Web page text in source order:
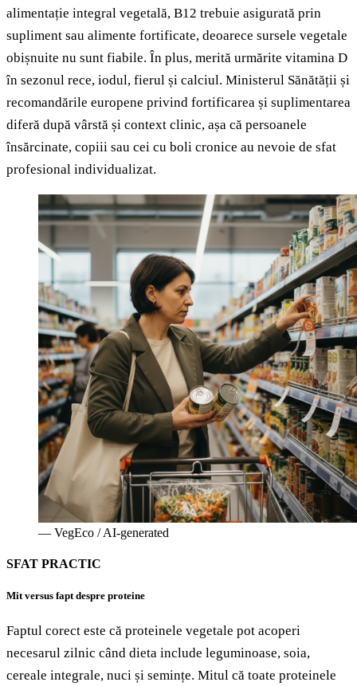
alimentație integral vegetală, B12 trebuie asigurată prin
supliment sau alimente fortificate, deoarece sursele vegetale
obișnuite nu sunt fiabile. În plus, merită urmărite vitamina D
în sezonul rece, iodul, fierul și calciul. Ministerul Sănătății și
recomandările europene privind fortificarea și suplimentarea
diferă după vârstă și context clinic, așa că persoanele
însărcinate, copiii sau cei cu boli cronice au nevoie de sfat
profesional individualizat.
— VegEco / AI-generated
SFAT PRACTIC
Mit versus fapt despre proteine
Faptul corect este că proteinele vegetale pot acoperi
necesarul zilnic când dieta include leguminoase, soia,
cereale integrale, nuci și semințe. Mitul că toate proteinele